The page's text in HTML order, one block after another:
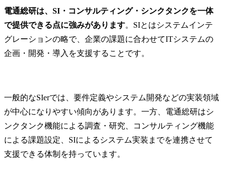
電通総研は、SI・コンサルティング・シンクタンクを一体
で提供できる点に強みがあります。SIとはシステムインテ
グレーションの略で、企業の課題に合わせてITシステムの
企画・開発・導入を支援することです。
一般的なSIerでは、要件定義やシステム開発などの実装領域
が中心になりやすい傾向があります。一方、電通総研はシ
ンクタンク機能による調査・研究、コンサルティング機能
による課題設定、SIによるシステム実装までを連携させて
支援できる体制を持っています。